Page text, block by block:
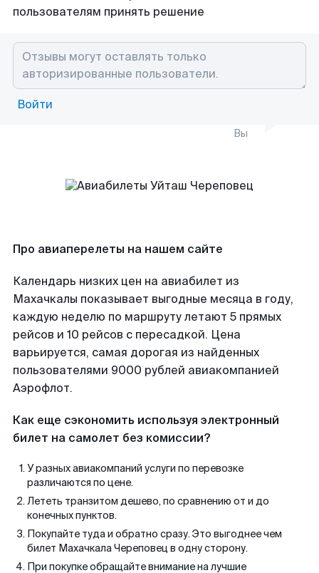
пользователям принять решение
Войти
Вы
Про авиаперелеты на нашем сайте
Календарь низких цен на авиабилет из
Махачкалы показывает выгодные месяца в году,
каждую неделю по маршруту летают 5 прямых
рейсов и 10 рейсов с пересадкой. Цена
варьируется, самая дорогая из найденных
пользователями 9000 рублей авиакомпанией
Аэрофлот.
Как еще сэкономить используя электронный
билет на самолет без комиссии?
У разных авиакомпаний услуги по перевозке
различаются по цене.
Лететь транзитом дешево, по сравнению от и до
конечных пунктов.
Покупайте туда и обратно сразу. Это выгоднее чем
билет Махачкала Череповец в одну сторону.
При покупке обращайте внимание на лучшие